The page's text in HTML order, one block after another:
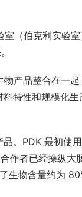
室（伯克利实验
产品整合在一起
特性和规模化生
。PDK 最初使
作者已经操纵大
生物含量约为